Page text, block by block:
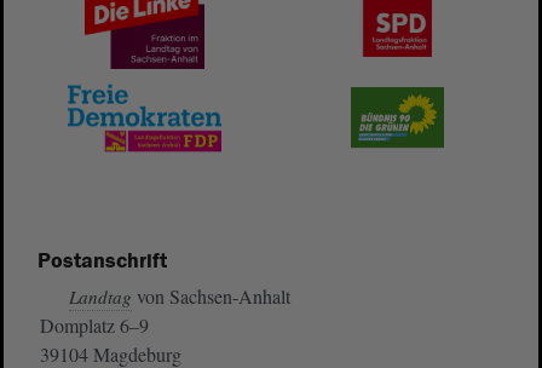
Postanschrift
Landtag von Sachsen-Anhalt
Domplatz 6–9
39104 Magdeburg